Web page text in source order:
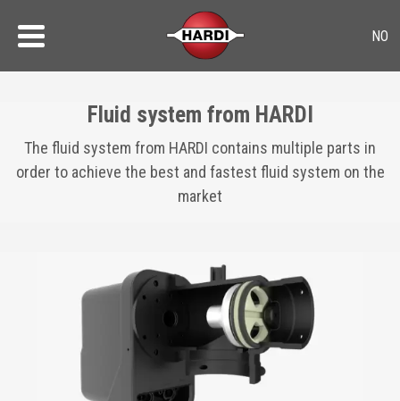
Fluid system from HARDI
The fluid system from HARDI contains multiple parts in
order to achieve the best and fastest fluid system on the
market